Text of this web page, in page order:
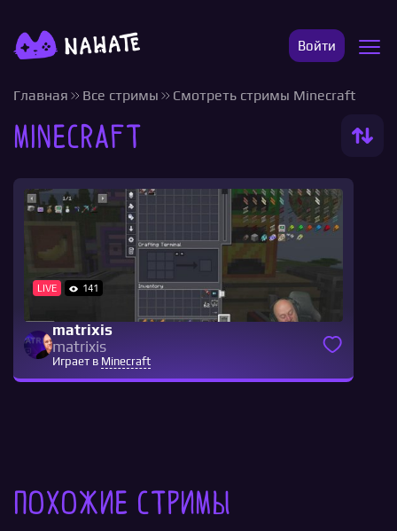
Войти
Главная Все стримы Смотреть стримы Minecraft
Minecraft
LIVE 141
matrixis
matrixis
Играет в Minecraft
Похожие стримы